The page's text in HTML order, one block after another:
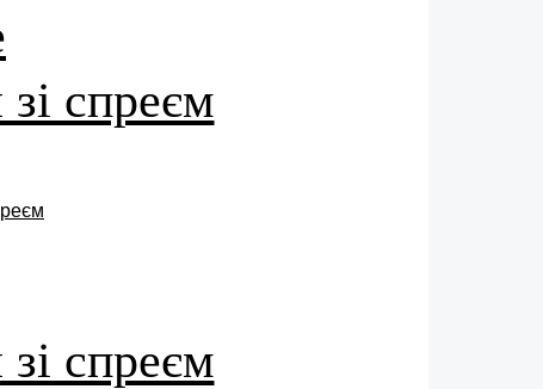
спреєм
спреєм